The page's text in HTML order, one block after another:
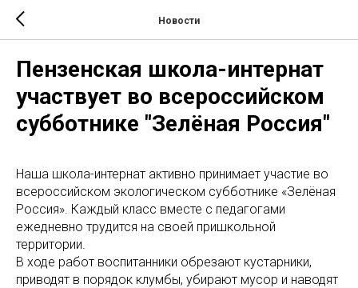
Новости
Пензенская школа-интернат
участвует во всероссийском
субботнике "Зелёная Россия"
Наша школа-интернат активно принимает участие во
всероссийском экологическом субботнике «Зелёная
Россия». Каждый класс вместе с педагогами
ежедневно трудится на своей пришкольной
территории.
В ходе работ воспитанники обрезают кустарники,
приводят в порядок клумбы, убирают мусор и наводят